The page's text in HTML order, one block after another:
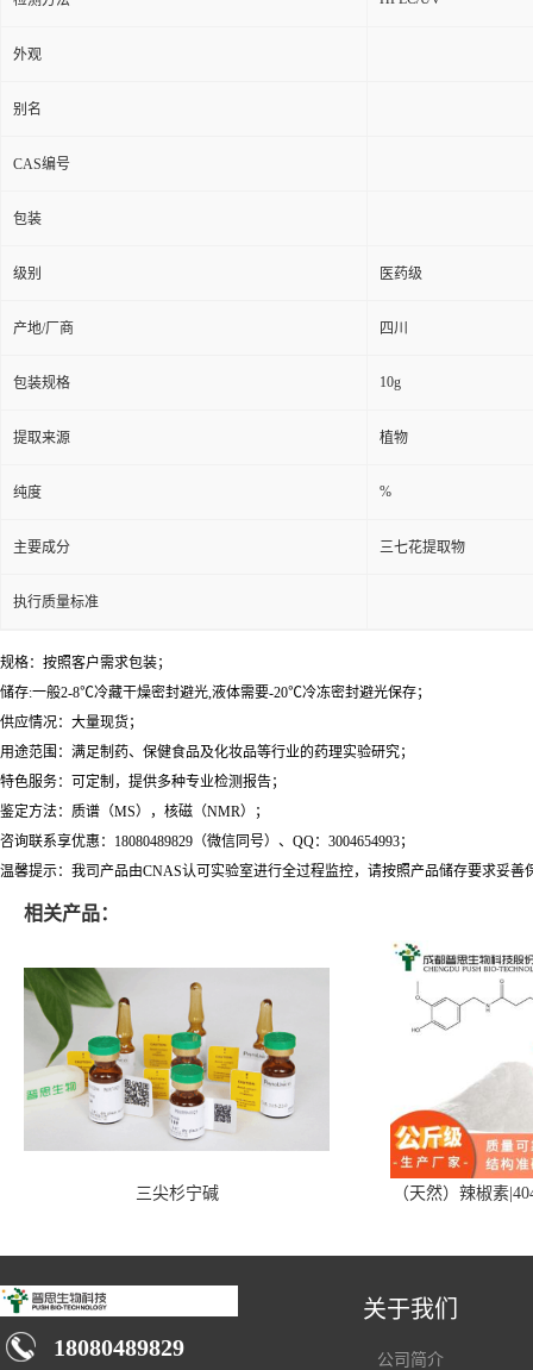
外观
别名
CAS编号
包装
级别 医药级
产地/厂商 四川
包装规格 10g
提取来源 植物
纯度 %
主要成分 三七花提取物
执行质量标准
规格：按照客户需求包装；
储存:一般2-8℃冷藏干燥密封避光,液体需要-20℃冷冻密封避光保存；
供应情况：大量现货；
用途范围：满足制药、保健食品及化妆品等行业的药理实验研究；
特色服务：可定制，提供多种专业检测报告；
鉴定方法：质谱（MS），核磁（NMR）；
咨询联系享优惠：18080489829（微信同号）、QQ：3004654993；
温馨提示：我司产品由CNAS认可实验室进行全过程监控，请按照产品储存要求妥善
相关产品：
三尖杉宁碱 （天然）辣椒素
18080489829
关于我们
公司简介